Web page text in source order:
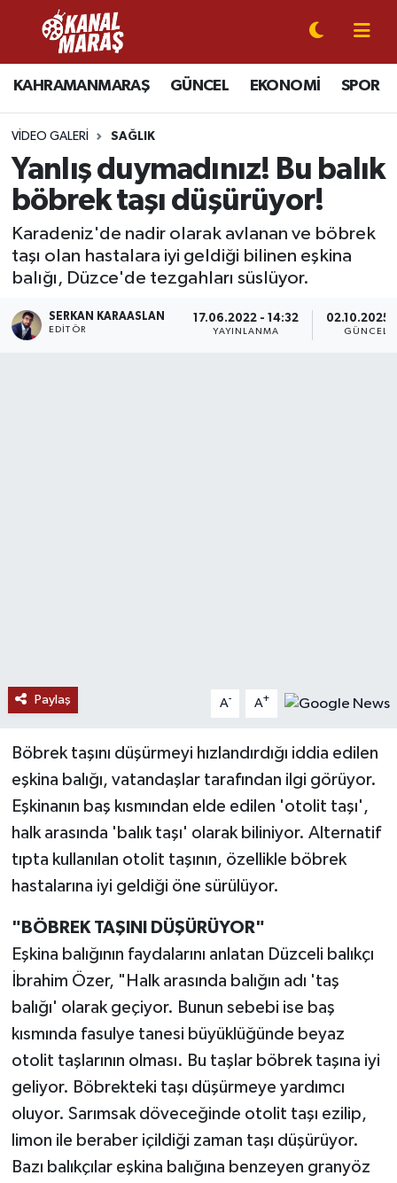
KAHRAMANMARAŞ GÜNCEL EKONOMİ SPOR
VIDEO GALERI SAĞLIK
Yanlış duymadınız! Bu balık
böbrek taşı düşürüyor!
Karadeniz'de nadir olarak avlanan ve böbrek
taşı olan hastalara iyi geldiği bilinen eşkina
balığı, Düzce'de tezgahları süslüyor.
SERKAN KARAASLAN
EDITÖR
17.06.2022 - 14:32
YAYINLANMA
02.10.2025
Paylaş A- A+
Böbrek taşını düşürmeyi hızlandırdığı iddia edilen
eşkina balığı, vatandaşlar tarafından ilgi görüyor.
Eşkinanın baş kısmından elde edilen 'otolit taşı',
halk arasında 'balık taşı' olarak biliniyor. Alternatif
tıpta kullanılan otolit taşının, özellikle böbrek
hastalarına iyi geldiği öne sürülüyor.
"BÖBREK TAŞINI DÜŞÜRÜYOR"
Eşkina balığının faydalarını anlatan Düzceli balıkçı
İbrahim Özer, "Halk arasında balığın adı 'taş
balığı' olarak geçiyor. Bunun sebebi ise baş
kısmında fasulye tanesi büyüklüğünde beyaz
otolit taşlarının olması. Bu taşlar böbrek taşına iyi
geliyor. Böbrekteki taşı düşürmeye yardımcı
oluyor. Sarımsak döveceğinde otolit taşı ezilip,
limon ile beraber içildiği zaman taşı düşürüyor.
Bazı balıkçılar eşkina balığına benzeyen granyöz
CANLI YAYIN
KAHRAMANMARAŞ
GÜNCEL
SPOR
SİYASET
TREND
MEDYA
OTOMOTİV
TEKNOLOJİ
YAŞAM
KÜLTÜR SANAT
Kahramanmaraş Nöbetçi Eczaneler
Kahramanmaraş Hava Durumu
Kahramanmaraş Namaz Vakitleri
Kahramanmaraş Trafik Yoğunluk Haritası
Süper Lig Puan Durumu ve Fikstür